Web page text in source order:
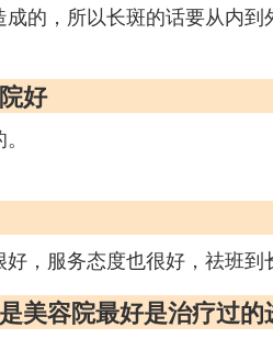
的，所以长斑的话要从内
好
，服务态度也很好，祛班
美容院最好是治疗过的